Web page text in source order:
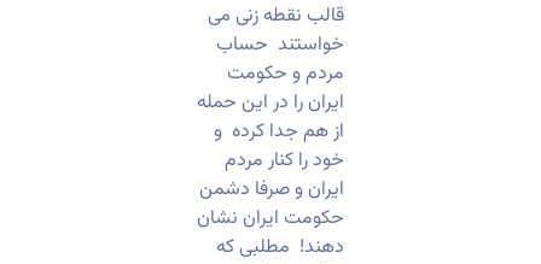
قالب نقطه زنی می
خواستند حساب
مردم و حکومت
ایران را در این حمله
از هم جدا کرده و
خود را کنار مردم
ایران و صرفا دشمن
حکومت ایران نشان
دهند! مطلبی که